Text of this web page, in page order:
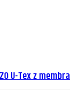
U-Tex z